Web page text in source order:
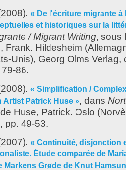
« De l'écriture migrante
et historiques sur la
/ Migrant Writing, sous
Frank. Hildesheim
Unis), Georg Olms Verlag,
86.
« Simplification /
Artist Patrick Huse », dans
Huse, Patrick. Oslo
pp. 49-53.
« Continuité, disjonction
Étude comparée de
Markens Grøde de Knut